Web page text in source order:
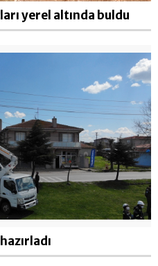
yerel altında buldu